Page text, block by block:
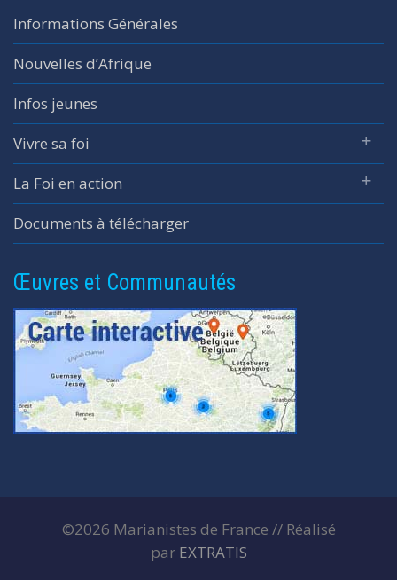
Informations Générales
Nouvelles d’Afrique
Infos jeunes
Vivre sa foi
La Foi en action
Documents à télécharger
Œuvres et Communautés
©2026 Marianistes de France // Réalisé
par EXTRATIS